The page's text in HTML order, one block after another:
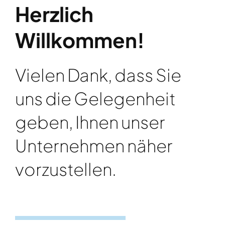
Herzlich
Willkommen!
Vielen Dank, dass Sie
uns die Gelegenheit
geben, Ihnen unser
Unternehmen näher
vorzustellen.